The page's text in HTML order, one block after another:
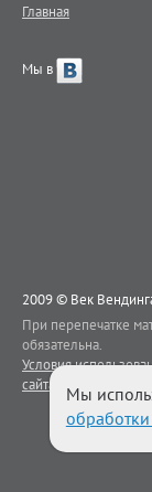
Главная
Мы в
2009 © Век
При перепечатке
обязательна.
Условия
сайта
Контакты
Мы